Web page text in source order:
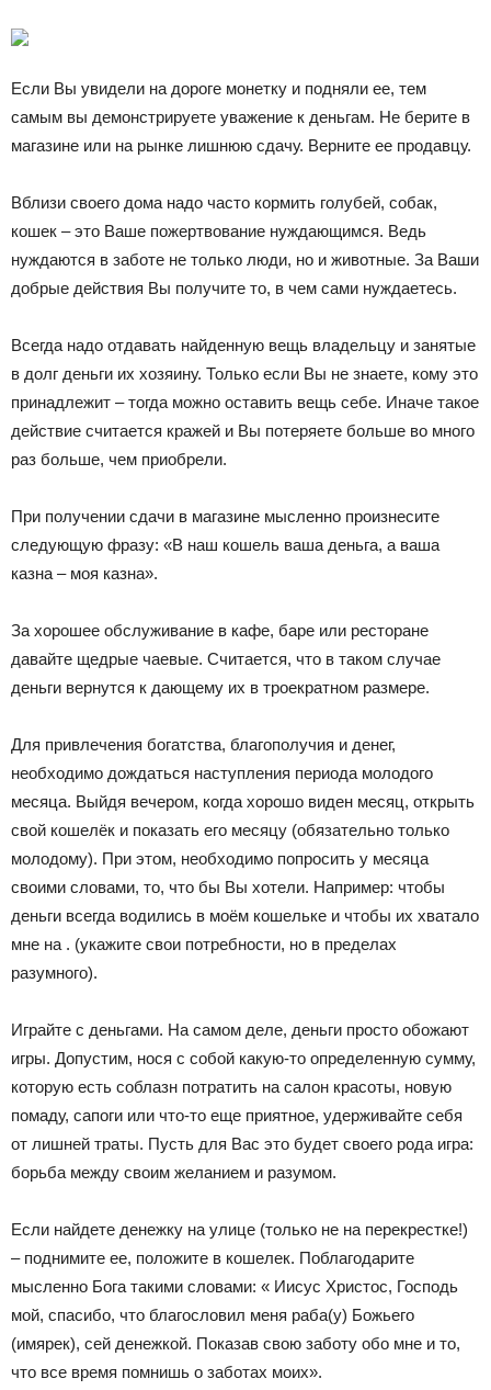
Если Вы увидели на дороге монетку и подняли ее, тем
самым вы демонстрируете уважение к деньгам. Не берите в
магазине или на рынке лишнюю сдачу. Верните ее продавцу.
Вблизи своего дома надо часто кормить голубей, собак,
кошек – это Ваше пожертвование нуждающимся. Ведь
нуждаются в заботе не только люди, но и животные. За Ваши
добрые действия Вы получите то, в чем сами нуждаетесь.
Всегда надо отдавать найденную вещь владельцу и занятые
в долг деньги их хозяину. Только если Вы не знаете, кому это
принадлежит – тогда можно оставить вещь себе. Иначе такое
действие считается кражей и Вы потеряете больше во много
раз больше, чем приобрели.
При получении сдачи в магазине мысленно произнесите
следующую фразу: «В наш кошель ваша деньга, а ваша
казна – моя казна».
За хорошее обслуживание в кафе, баре или ресторане
давайте щедрые чаевые. Считается, что в таком случае
деньги вернутся к дающему их в троекратном размере.
Для привлечения богатства, благополучия и денег,
необходимо дождаться наступления периода молодого
месяца. Выйдя вечером, когда хорошо виден месяц, открыть
свой кошелёк и показать его месяцу (обязательно только
молодому). При этом, необходимо попросить у месяца
своими словами, то, что бы Вы хотели. Например: чтобы
деньги всегда водились в моём кошельке и чтобы их хватало
мне на . (укажите свои потребности, но в пределах
разумного).
Играйте с деньгами. На самом деле, деньги просто обожают
игры. Допустим, нося с собой какую-то определенную сумму,
которую есть соблазн потратить на салон красоты, новую
помаду, сапоги или что-то еще приятное, удерживайте себя
от лишней траты. Пусть для Вас это будет своего рода игра:
борьба между своим желанием и разумом.
Если найдете денежку на улице (только не на перекрестке!)
– поднимите ее, положите в кошелек. Поблагодарите
мысленно Бога такими словами: « Иисус Христос, Господь
мой, спасибо, что благословил меня раба(у) Божьего
(имярек), сей денежкой. Показав свою заботу обо мне и то,
что все время помнишь о заботах моих».